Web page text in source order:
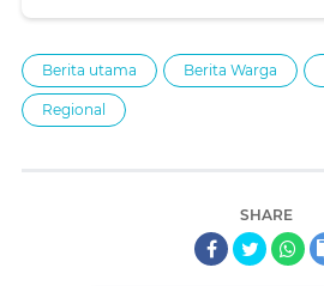
Berita utama Berita Warga
Regional
SHARE